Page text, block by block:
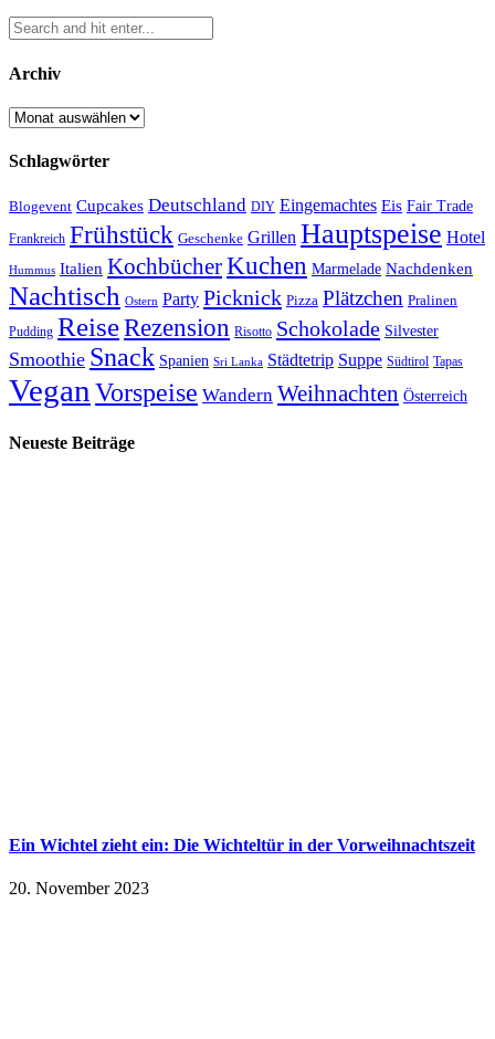
Archiv
Archiv
Schlagwörter
Blogevent Cupcakes Deutschland DIY Eingemachtes Eis Fair Trade
Frankreich Frühstück Geschenke Grillen Hauptspeise Hotel
Hummus Italien KochbücherKuchen Marmelade Nachdenken
Nachtisch Ostern Party Picknick Pizza Plätzchen Pralinen
Pudding ReiseRezension Risotto Schokolade Silvester
Smoothie Snack Spanien Sri Lanka Städtetrip Suppe Südtirol Tapas
VeganVorspeise Wandern Weihnachten Österreich
Neueste Beiträge
Ein Wichtel zieht ein: Die Wichteltür in der Vorweihnachtszeit
20. November 2023